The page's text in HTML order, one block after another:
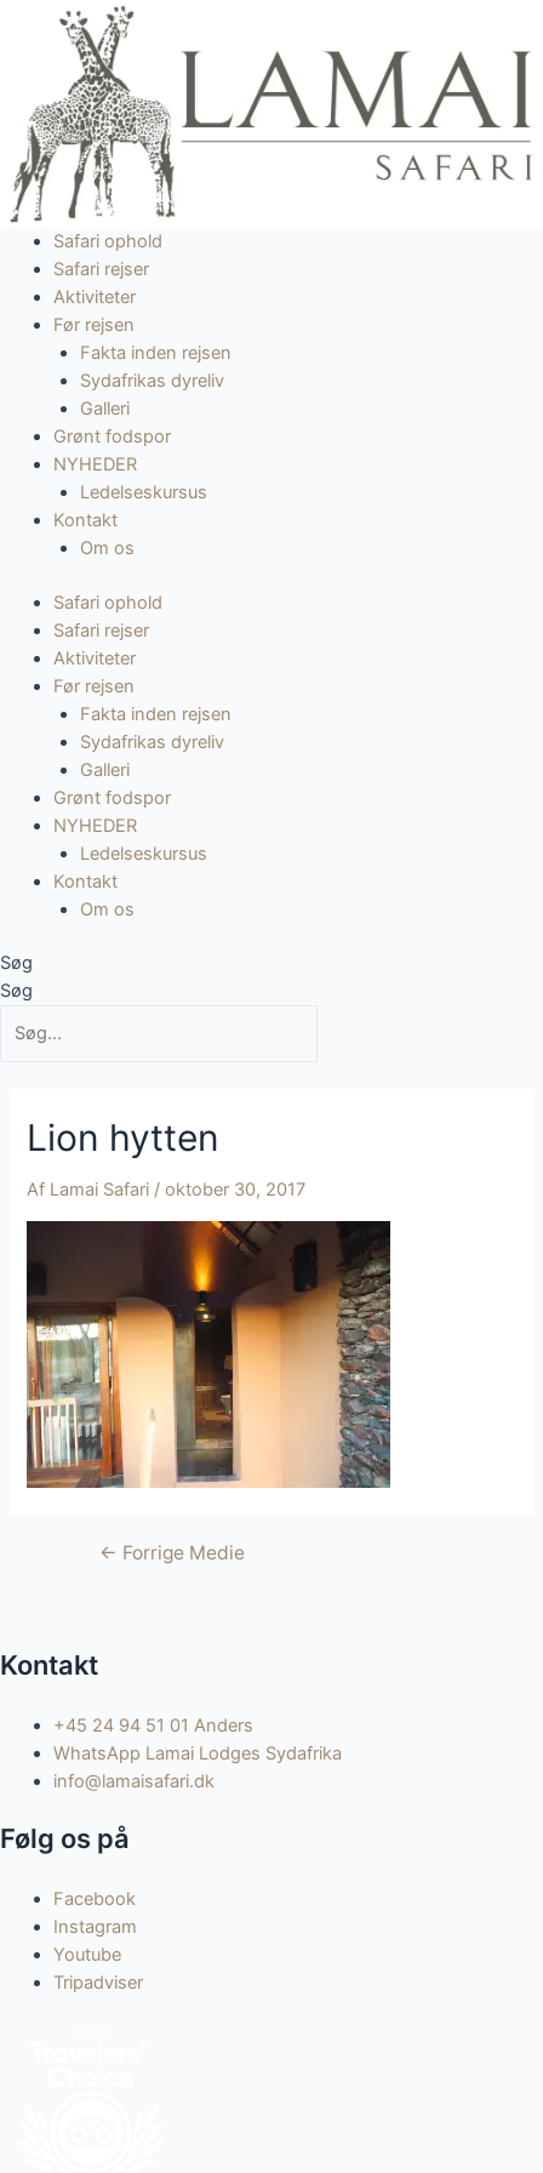
Safari ophold
Safari rejser
Aktiviteter
Før rejsen
Fakta inden rejsen
Sydafrikas dyreliv
Galleri
Grønt fodspor
NYHEDER
Ledelseskursus
Kontakt
Om os
Safari ophold
Safari rejser
Aktiviteter
Før rejsen
Fakta inden rejsen
Sydafrikas dyreliv
Galleri
Grønt fodspor
NYHEDER
Ledelseskursus
Kontakt
Om os
Søg
Søg
Lion hytten
Af Lamai Safari /oktober 30, 2017
Indlægsnavigation
← Forrige Medie
Kontakt
+45 24 94 51 01 Anders
WhatsApp Lamai Lodges Sydafrika
info@lamaisafari.dk
Følg os på
Facebook
Instagram
Youtube
Tripadviser